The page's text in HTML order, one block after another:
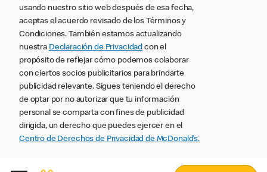
usando nuestro sitio web después de esa fecha,
aceptas el acuerdo revisado de los Términos y
Condiciones. También estamos actualizando
nuestra Declaración de Privacidad con el
propósito de reflejar cómo podemos colaborar
con ciertos socios publicitarios para brindarte
publicidad relevante. Sigues teniendo el derecho
de optar por no autorizar que tu información
personal se comparta con fines de publicidad
dirigida, un derecho que puedes ejercer en el
Centro de Derechos de Privacidad de McDonald’s.